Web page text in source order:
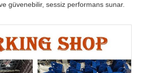
güvenebilir, sessiz performans sunar.